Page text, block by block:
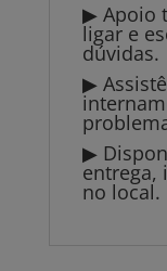
▶ Apoio
ligar e
dúvidas.
▶
▶
entrega,
no local.